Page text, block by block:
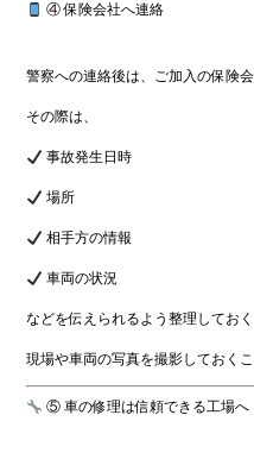
④ 保険会社へ連絡
警察への連絡後は、ご加入の保険
その際は、
事故発生日時
場所
相手方の情報
車両の状況
などを伝えられるよう整理しておく
現場や車両の写真を撮影しておく
⑤ 車の修理は信頼できる工場へ